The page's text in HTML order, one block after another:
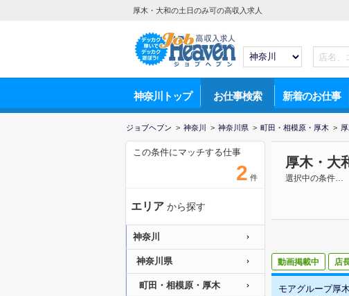
厚木・大和の土日のみ可の高収入求人
神奈川トップ お仕事検索 新着のお仕事
ジョブヘブン > 神奈川 > 神奈川県 > 町田・相模原・厚木 >
厚木・大
選択中の条件…
動画掲載中 店
モアグループ厚
この条件にマッチする仕事
2 件
エリア から探す
神奈川
神奈川県
町田・相模原・厚木